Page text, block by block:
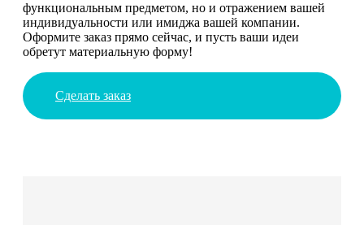
функциональным предметом, но и отражением вашей
индивидуальности или имиджа вашей компании.
Оформите заказ прямо сейчас, и пусть ваши идеи
обретут материальную форму!
Сделать заказ